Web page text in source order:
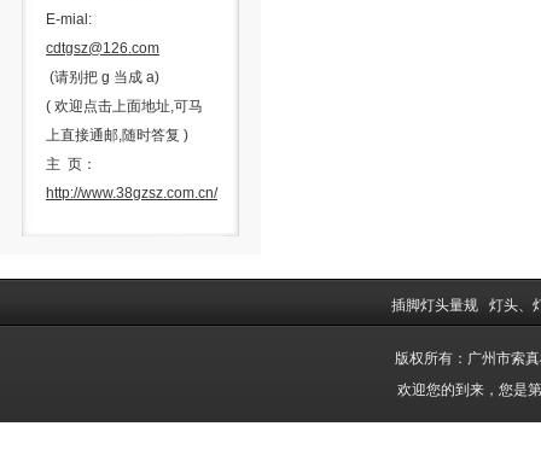
E-mial:
cdtgsz@126.com
(请别把 g 当成 a)
( 欢迎点击上面地址,可马
上直接通邮,随时答复 )
主 页：
http://www.38gzsz.com.cn/
插脚灯头量规 灯头、
版权所有：广州市索
欢迎您的到来，您是第